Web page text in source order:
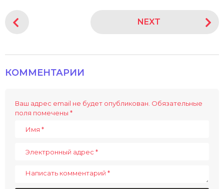
a
NEXT
КОММЕНТАРИИ
Ваш адрес email не будет опубликован. Обязательные
поля помечены *